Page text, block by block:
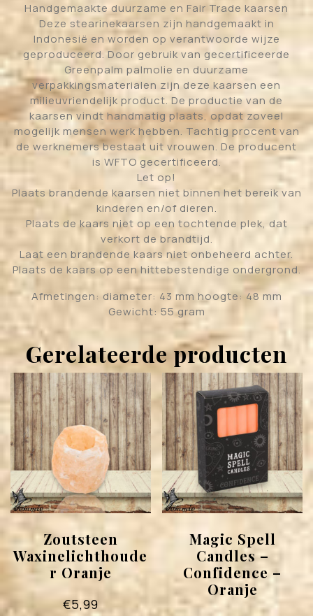
Handgemaakte duurzame en Fair Trade kaarsen
Deze stearinekaarsen zijn handgemaakt in
Indonesië en worden op verantwoorde wijze
geproduceerd. Door gebruik van gecertificeerde
Greenpalm palmolie en duurzame
verpakkingsmaterialen zijn deze kaarsen een
milieuvriendelijk product. De productie van de
kaarsen vindt handmatig plaats, opdat zoveel
mogelijk mensen werk hebben. Tachtig procent van
de werknemers bestaat uit vrouwen. De producent
is WFTO gecertificeerd.
Let op!
Plaats brandende kaarsen niet binnen het bereik van
kinderen en/of dieren.
Plaats de kaars niet op een tochtende plek, dat
verkort de brandtijd.
Laat een brandende kaars niet onbeheerd achter.
Plaats de kaars op een hittebestendige ondergrond.
Afmetingen: diameter: 43 mm hoogte: 48 mm
Gewicht: 55 gram
Gerelateerde producten
Zoutsteen
Waxinelichthoude
r Oranje
€5,99
Magic Spell
Candles –
Confidence –
Oranje